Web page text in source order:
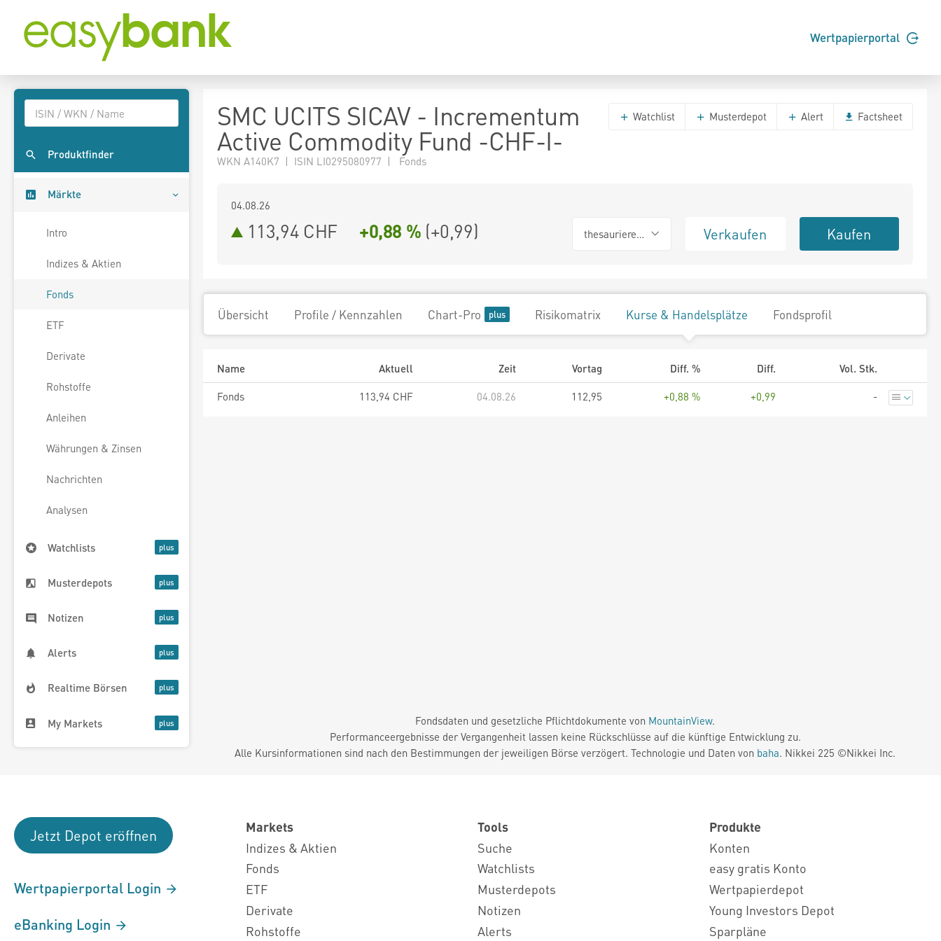
Wertpapierportal
Produktfinder
Märkte
Intro
Indizes & Aktien
Fonds
ETF
Derivate
Rohstoffe
Anleihen
Währungen & Zinsen
Nachrichten
Analysen
Watchlists
Musterdepots
Notizen
Alerts
Realtime Börsen
My Markets
SMC UCITS SICAV - Incrementum
Active Commodity Fund -CHF-I-
WKN A140K7 | ISIN LI0295080977 | Fonds
Watchlist Musterdepot Alert Factsheet
04.08.26
113,94 CHF +0,88 % (+0,99) thesaurierend Verkaufen Kaufen
Übersicht Profile / Kennzahlen Chart-Pro Risikomatrix Kurse & Handelsplätze Fondsprofil
Name Aktuell Zeit Vortag Diff. % Diff.
Vol. Stk.
Fonds
113,94 CHF 04.08.26 112,95 +0,88 % +0,99 -
Fondsdaten und gesetzliche Pflichtdokumente von MountainView.
Performanceergebnisse der Vergangenheit lassen keine Rückschlüsse auf die künftige Entwicklung zu.
Alle Kursinformationen sind nach den Bestimmungen der jeweiligen Börse verzögert. Technologie und Daten von baha. Nikkei 225 ©Nikkei Inc.
Jetzt Depot eröffnen
Wertpapierportal Login
eBanking Login
Markets
Indizes & Aktien
Fonds
ETF
Derivate
Rohstoffe
Tools
Suche
Watchlists
Musterdepots
Notizen
Alerts
Produkte
Konten
easy gratis Konto
Wertpapierdepot
Young Investors Depot
Sparpläne